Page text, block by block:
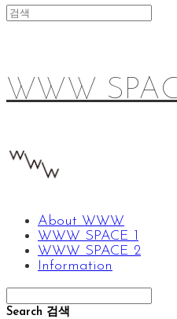
WWW
About WWW
WWW SPACE 1
WWW SPACE 2
Information
Search 검색